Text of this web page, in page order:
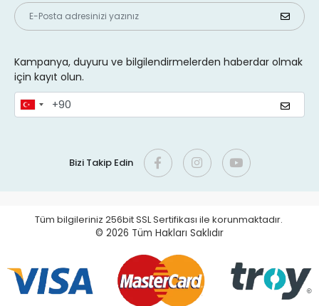
Kampanya, duyuru ve bilgilendirmelerden haberdar olmak
için kayıt olun.
Bizi Takip Edin
Tüm bilgileriniz 256bit SSL Sertifikası ile korunmaktadır.
© 2026 Tüm Hakları Saklıdır